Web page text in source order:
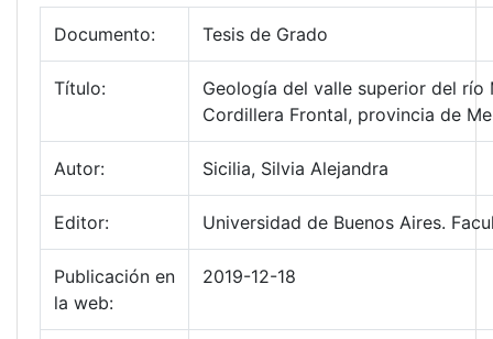
Documento: Tesis de Grado
Título:
Geología del valle superior del río
Cordillera Frontal, provincia de
Autor: Sicilia, Silvia Alejandra
Editor: Universidad de Buenos Aires.
Publicación en
la web:
2019-12-18